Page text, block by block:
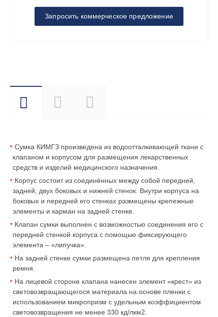
Запросить коммерческое предложение
Описание Характеристики
Сумка КИМГЗ произведена из водоотталкивающей ткани с
клапаном и корпусом для размещения лекарственных
средств и изделий медицинского назначения.
Корпус состоит из соединённых между собой передней,
задней, двух боковых и нижней стенок. Внутри корпуса на
боковых и передней его стенках размещены крепежные
элементы и карман на задней стенке.
Клапан сумки выполнен с возможностью соединения его с
передней стенкой корпуса с помощью фиксирующего
элемента – «липучка».
На задней стенке сумки размещена петля для крепления
ремня.
На лицевой стороне клапана нанесен элемент «крест» из
световозвращающегося материала на основе пленки с
использованием микропризм с удельным коэффициентом
световозвращения не менее 330 кд/лкм2.